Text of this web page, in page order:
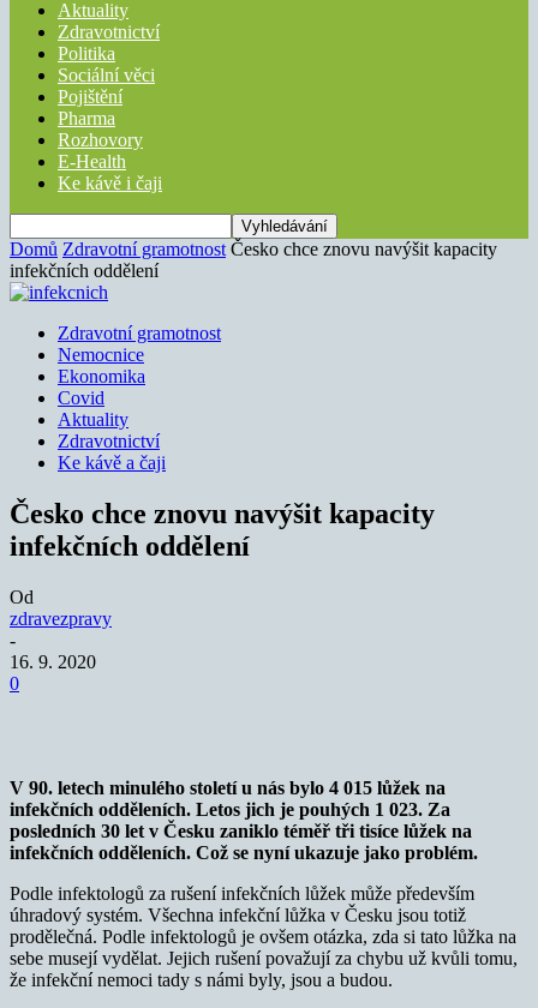
Aktuality
Zdravotnictví
Politika
Sociální věci
Pojištění
Pharma
Rozhovory
E-Health
Ke kávě i čaji
Domů Zdravotní gramotnost Česko chce znovu navýšit kapacity
infekčních oddělení
Zdravotní gramotnost
Nemocnice
Ekonomika
Covid
Aktuality
Zdravotnictví
Ke kávě a čaji
Česko chce znovu navýšit kapacity
infekčních oddělení
Od
zdravezpravy
-
16. 9. 2020
0
V 90. letech minulého století u nás bylo 4 015 lůžek na
infekčních odděleních. Letos jich je pouhých 1 023. Za
posledních 30 let v Česku zaniklo téměř tři tisíce lůžek na
infekčních odděleních. Což se nyní ukazuje jako problém.
Podle infektologů za rušení infekčních lůžek může především
úhradový systém. Všechna infekční lůžka v Česku jsou totiž
prodělečná. Podle infektologů je ovšem otázka, zda si tato lůžka na
sebe musejí vydělat. Jejich rušení považují za chybu už kvůli tomu,
že infekční nemoci tady s námi byly, jsou a budou.